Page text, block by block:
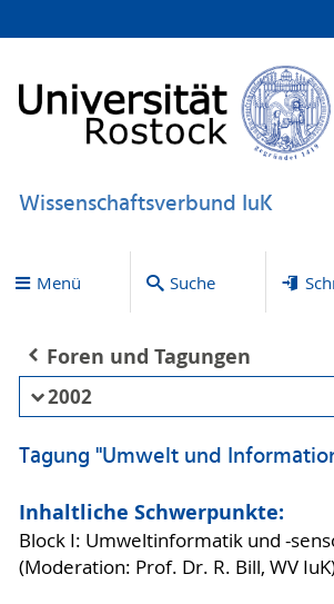
Wissenschaftsverbund IuK
Menü Suche
Foren und Tagungen
2002
Tagung "Umwelt und
Inhaltliche Schwerpunkte:
Block I: Umweltinformatik und -
(Moderation: Prof. Dr. R. Bill, WV